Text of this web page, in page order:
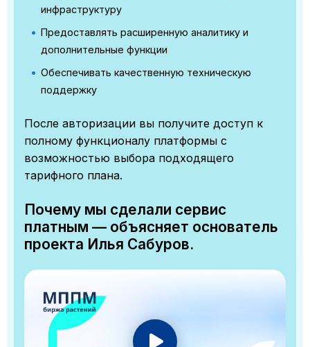
инфраструктуру
Предоставлять расширенную аналитику и
дополнительные функции
Обеспечивать качественную техническую
поддержку
После авторизации вы получите доступ к
полному функционалу платформы с
возможностью выбора подходящего
тарифного плана.
Почему мы сделали сервис
платным — объясняет основатель
проекта Илья Сабуров.